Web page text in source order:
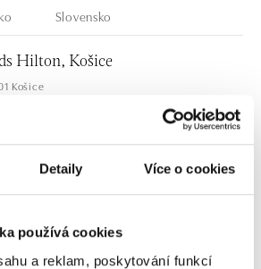
Detaily Více o cookies
používá cookies
a reklam, poskytování funkcí
Slovensko
Hilton, Košice
Košice
Bratislava
851 01 Bratislava
10:00